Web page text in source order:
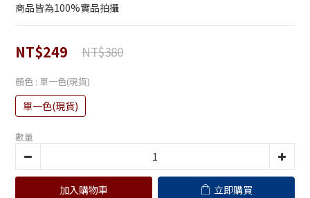
商品皆為100%實品拍攝
NT$249 NT$380
顏色 : 單一色(現貨)
單一色(現貨)
數量
加入購物車 立即購買